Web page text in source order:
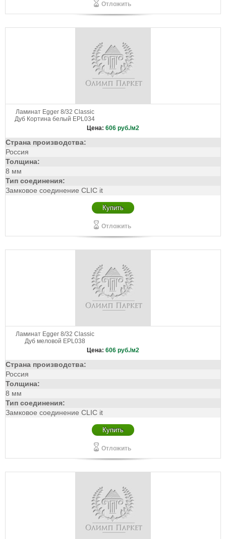
Отложить
Ламинат Egger 8/32 Classic
Дуб Кортина белый EPL034
Цена: 606 руб./м2
Страна производства:
Россия
Толщина:
8 мм
Тип соединения:
Замковое соединение CLIC it
Купить
Отложить
Ламинат Egger 8/32 Classic
Дуб меловой EPL038
Цена: 606 руб./м2
Страна производства:
Россия
Толщина:
8 мм
Тип соединения:
Замковое соединение CLIC it
Купить
Отложить